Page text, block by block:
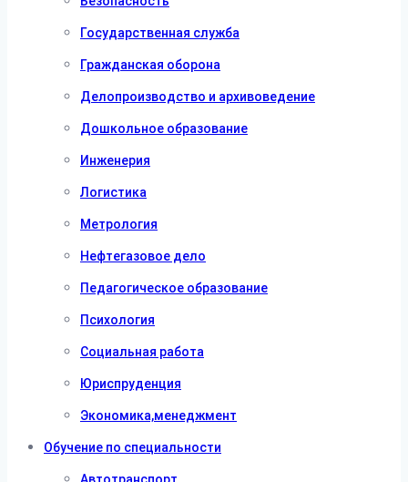
Государственная служба
Гражданская оборона
Делопроизводство и архивоведение
Дошкольное образование
Инженерия
Логистика
Метрология
Нефтегазовое дело
Педагогическое образование
Психология
Социальная работа
Юриспруденция
Экономика,менеджмент
Обучение по специальности